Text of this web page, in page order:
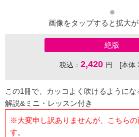
画像をタップすると拡大が
絶版
税込： 2,420 円 [本体
この1冊で、カッコよく吹けるようにな
解説&ミニ・レッスン付き
※大変申し訳ありませんが、こちらの
す。